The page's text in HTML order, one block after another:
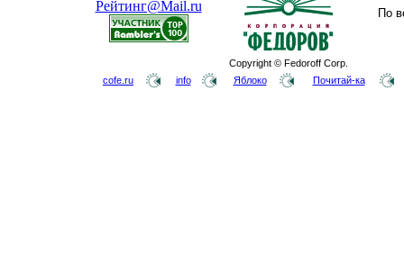
Copyright © Fedoroff Corp.
По
cofe.ru info Яблоко Почитай-ка